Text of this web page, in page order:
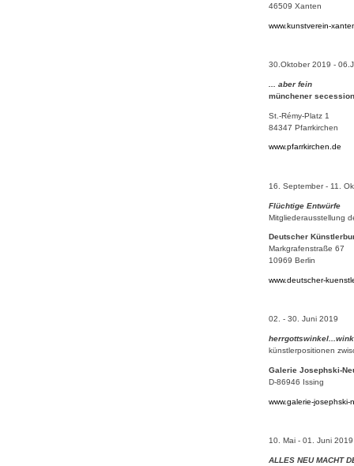
46509 Xanten
www.kunstverein-
30.Oktober 2019 -
... aber fein
münchener
St.-Rémy-Platz 1
84347 Pfarrkirchen
www.pfarrkirchen.de
16. September - 11.
Flüchtige Entwürfe
Mitgliederausstellung
Deutscher
Markgrafenstraße 67
10969 Berlin
www.deutscher-
02. - 30. Juni 2019
künstlerpositionen
Galerie Josephski-
D-86946 Issing
www.galerie-josephski-
10. Mai - 01. Juni
ALLES NEU MACHT